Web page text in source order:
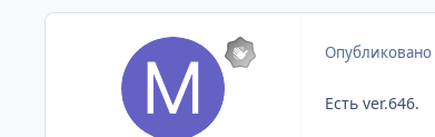
Опубликовано
Есть ver.646.